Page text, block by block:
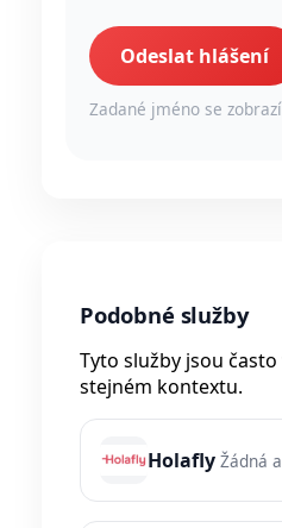
Odeslat hlášení
Zadané jméno se
Podobné služby
Tyto služby jsou
stejném kontextu.
Holafly Žádná